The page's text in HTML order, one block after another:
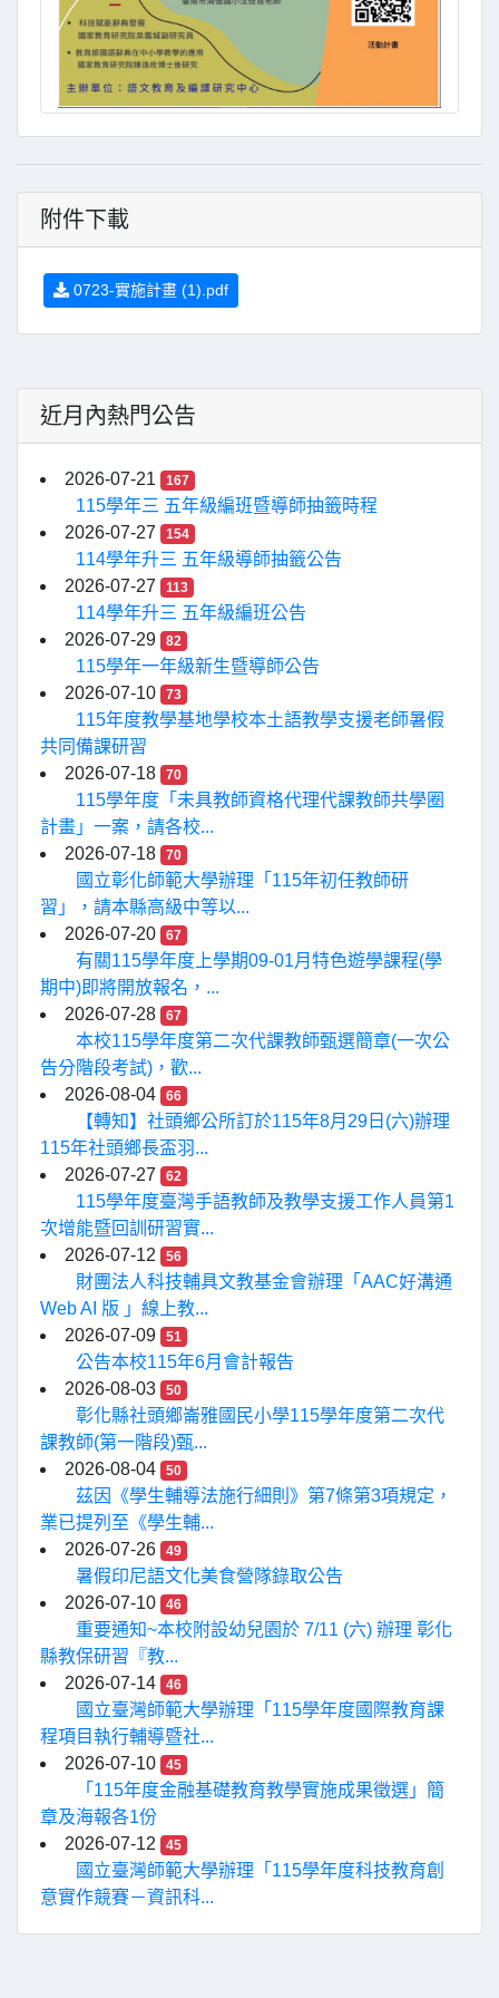
附件下載
0723-實施計畫 (1).pdf
近月內熱門公告
2026-07-21 167
115學年三 五年級編班暨導師抽籤時程
2026-07-27
154
114學年升三 五年級導師抽籤公告
2026-07-27
113
114學年升三 五年級編班公告
2026-07-29
82
115學年一年級新生暨導師公告
2026-07-10
73
115年度教學基地學校本土語教學支援老師暑假
共同備課研習
2026-07-18
70
115學年度「未具教師資格代理代課教師共學圈
計畫」一案，請各校...
2026-07-18
70
國立彰化師範大學辦理「115年初任教師研
習」，請本縣高級中等以...
2026-07-20
67
有關115學年度上學期09-01月特色遊學課程(學
期中)即將開放報名，...
2026-07-28
67
本校115學年度第二次代課教師甄選簡章(一次公
告分階段考試)，歡...
2026-08-04
66
【轉知】社頭鄉公所訂於115年8月29日(六)辦理
115年社頭鄉長盃羽...
2026-07-27
62
115學年度臺灣手語教師及教學支援工作人員第1
次增能暨回訓研習實...
2026-07-12
56
財團法人科技輔具文教基金會辦理「AAC好溝通
Web AI 版 」線上教...
2026-07-09
51
公告本校115年6月會計報告
2026-08-03
50
彰化縣社頭鄉崙雅國民小學115學年度第二次代
課教師(第一階段)甄...
2026-08-04
50
茲因《學生輔導法施行細則》第7條第3項規定，
業已提列至《學生輔...
2026-07-26
49
暑假印尼語文化美食營隊錄取公告
2026-07-10
46
重要通知~本校附設幼兒園於 7/11 (六) 辦理 彰化
縣教保研習『教...
2026-07-14
46
國立臺灣師範大學辦理「115學年度國際教育課
程項目執行輔導暨社...
2026-07-10
45
「115年度金融基礎教育教學實施成果徵選」簡
章及海報各1份
2026-07-12
45
國立臺灣師範大學辦理「115學年度科技教育創
意實作競賽－資訊科...